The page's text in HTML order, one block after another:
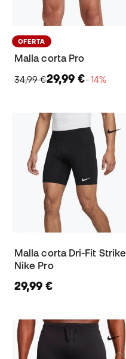
OFERTA
Malla corta Pro
34,99 €29,99 €−14%
Malla corta Dri-Fit Strike
Nike Pro
29,99 €